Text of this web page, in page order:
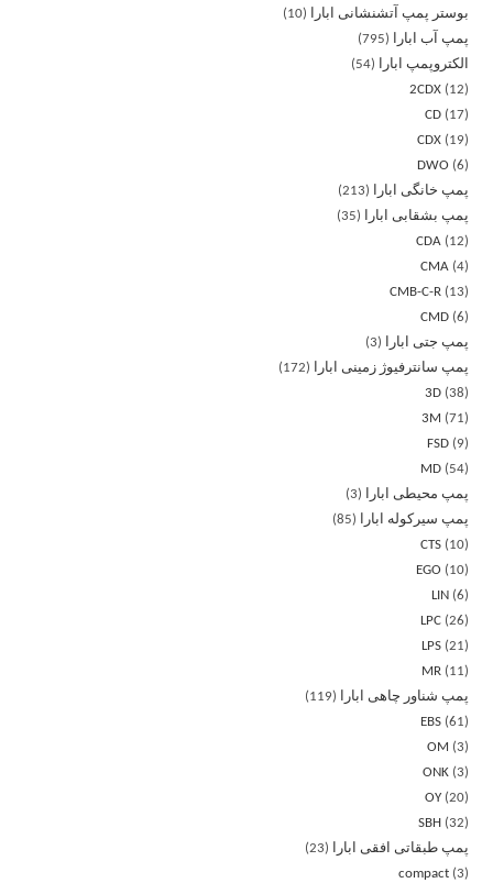
بوستر پمپ آتشنشانی ابارا
10
پمپ آب ابارا
795
الکتروپمپ ابارا
54
2CDX
12
CD
17
CDX
19
DWO
6
پمپ خانگی ابارا
213
پمپ بشقابی ابارا
35
CDA
12
CMA 4
CMB-C-R
13
CMD 6
پمپ جتی ابارا
3
پمپ سانترفیوژ زمینی ابارا
172
3D 38
3M
71
FSD
9
MD
54
پمپ محیطی ابارا
3
پمپ سیرکوله ابارا
85
CTS
10
EGO
10
LIN
6
LPC 26
LPS 21
MR
11
پمپ شناور چاهی ابارا
119
EBS 61
OM
3
ONK 3
OY 20
SBH
32
پمپ طبقاتی افقی ابارا
23
compact 3